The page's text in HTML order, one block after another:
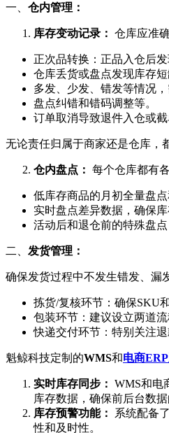
一、 仓内管理：
库存变动记录： 仓库应准
正次品转换：正品入仓后
仓库丢货或盘点发现库存短
多发、少发、错发等情况，
盘点纠错和错码调整等。
订单取消导致退件入仓或
无论责任归属于商家还是仓库，
仓内盘点： 每个仓库都有
低库存商品的月初全量盘
实时盘点差异数据，确保库
活动后和退仓前的特殊盘
二、 发货管理：
确保发货过程中不发生错发、漏
拣货/复核环节：确保SKU
包装环节：建议设立两道
快递交付环节：特别关注
魁鲸科技定制的WMS和电商
实时库存同步： WMS和电
库存数据，确保前后台数据
库存预警功能：
系统配备
性和及时性。